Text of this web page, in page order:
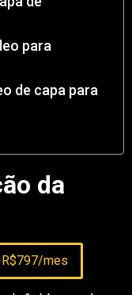
para
de capa para
da
R$797/mes